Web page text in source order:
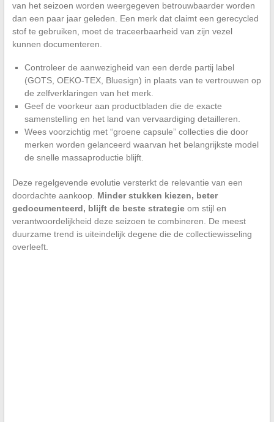
van het seizoen worden weergegeven betrouwbaarder worden
dan een paar jaar geleden. Een merk dat claimt een gerecycled
stof te gebruiken, moet de traceerbaarheid van zijn vezel
kunnen documenteren.
Controleer de aanwezigheid van een derde partij label
(GOTS, OEKO-TEX, Bluesign) in plaats van te vertrouwen op
de zelfverklaringen van het merk.
Geef de voorkeur aan productbladen die de exacte
samenstelling en het land van vervaardiging detailleren.
Wees voorzichtig met “groene capsule” collecties die door
merken worden gelanceerd waarvan het belangrijkste model
de snelle massaproductie blijft.
Deze regelgevende evolutie versterkt de relevantie van een
doordachte aankoop. Minder stukken kiezen, beter
gedocumenteerd, blijft de beste strategieom stijl en
verantwoordelijkheid deze seizoen te combineren. De meest
duurzame trend is uiteindelijk degene die de collectiewisseling
overleeft.